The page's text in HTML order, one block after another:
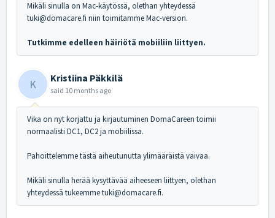
Mikäli sinulla on Mac-käytössä, olethan yhteydessä
tuki@domacare.fi niin toimitamme Mac-version.
Tutkimme edelleen häiriötä mobiiliin liittyen.
K Kristiina Päkkilä
said 10 months ago
Vika on nyt korjattu ja kirjautuminen DomaCareen toimii
normaalisti DC1, DC2 ja mobiilissa.
Pahoittelemme tästä aiheutunutta ylimääräistä vaivaa.
Mikäli sinulla herää kysyttävää aiheeseen liittyen, olethan
yhteydessä tukeemme tuki@domacare.fi.